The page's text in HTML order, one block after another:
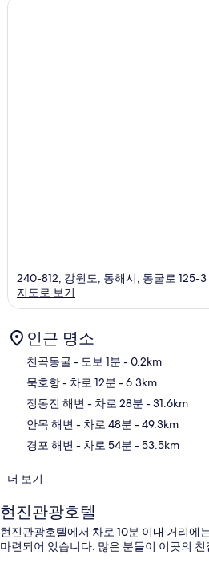
240-812, 강원도, 동해시, 동굴로 125-3
지도로 보기
인근 명소
천곡동굴 - 도보 1분 - 0.2km
묵호항- 차로 12분 - 6.3km
정동진 해변 - 차로 28분 - 31.6km
안목 해변 - 차로 48분 - 49.3km
경포 해변 - 차로 54분 - 53.5km
더 보기
현진관광호텔
현진관광호텔에서 차로 10분 이내 거리에
마련되어 있습니다. 많은 분들이 이곳의